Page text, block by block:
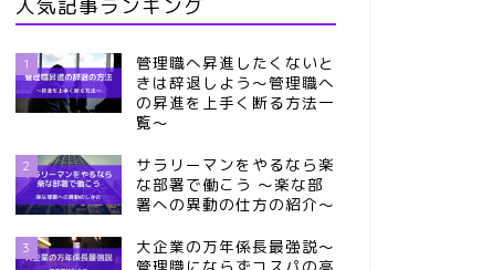
人気記事ランキング
1
管理職へ昇進したくないと
きは辞退しよう～管理職へ
の昇進を上手く断る方法一
覧～
2
サラリーマンをやるなら楽
な部署で働こう ～楽な部
署への異動の仕方の紹介～
3
大企業の万年係長最強説～